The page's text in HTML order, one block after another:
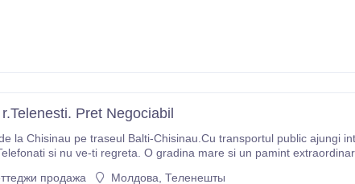
Pret Negociabil
la Chisinau pe traseul Balti-Chisinau.Cu transportul public ajungi
si nu ve-ti regreta. O gradina mare si un pamint
продажа Молдова, Теленешты